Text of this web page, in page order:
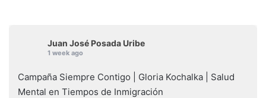
Juan José Posada Uribe
1 week ago
Campaña Siempre Contigo | Gloria Kochalka | Salud
Mental en Tiempos de Inmigración